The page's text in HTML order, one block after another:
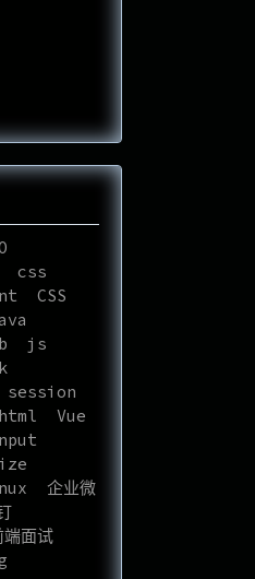
css
CSS
js
session
html
Vue
企业微
端面试